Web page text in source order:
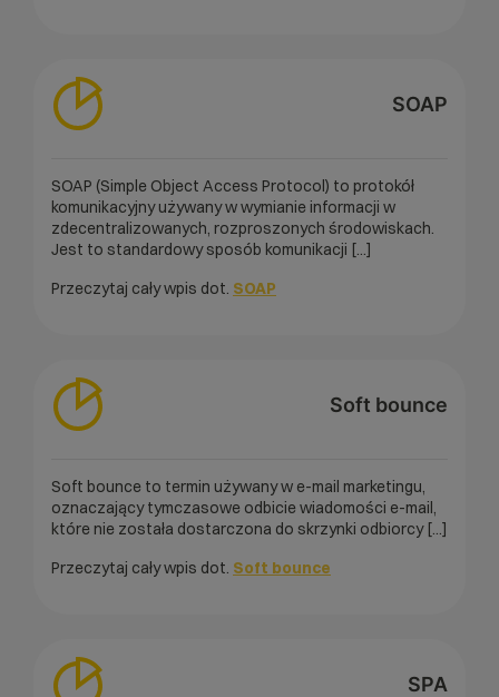
SOAP
SOAP (Simple Object Access Protocol) to protokół
komunikacyjny używany w wymianie informacji w
zdecentralizowanych, rozproszonych środowiskach.
Jest to standardowy sposób komunikacji [...]
Przeczytaj cały wpis dot. SOAP
Soft bounce
Soft bounce to termin używany w e-mail marketingu,
oznaczający tymczasowe odbicie wiadomości e-mail,
które nie została dostarczona do skrzynki odbiorcy [...]
Przeczytaj cały wpis dot. Soft bounce
SPA